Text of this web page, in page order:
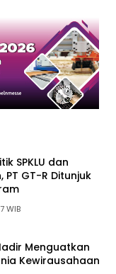
SPKLU dan
GT-R Ditunjuk
WIB
Menguatkan
Kewirausahaan